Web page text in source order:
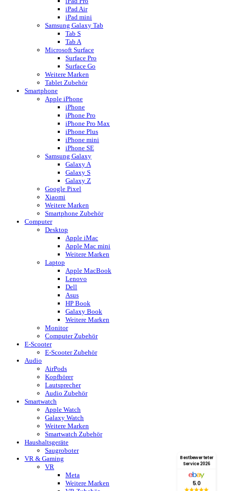
Bestbewerteter
Service 2026
5.0
iPad Air
iPad mini
Samsung Galaxy Tab
Tab S
Tab A
Microsoft Surface
Surface Pro
Surface Go
Weitere Marken
Tablet Zubehör
Smartphone
Apple iPhone
iPhone
iPhone Pro
iPhone Pro Max
iPhone Plus
iPhone mini
iPhone SE
Samsung Galaxy
Galaxy A
Galaxy S
Galaxy Z
Google Pixel
Xiaomi
Weitere Marken
Smartphone Zubehör
Computer
Desktop
Apple iMac
Apple Mac mini
Weitere Marken
Laptop
Apple MacBook
Lenovo
Dell
Asus
HP Book
Galaxy Book
Weitere Marken
Monitor
Computer Zubehör
E-Scooter
E-Scooter Zubehör
Audio
AirPods
Kopfhörer
Lautsprecher
Audio Zubehör
Smartwatch
Apple Watch
Galaxy Watch
Weitere Marken
Smartwatch Zubehör
Haushaltsgeräte
Saugroboter
VR & Gaming
VR
Meta
Weitere Marken